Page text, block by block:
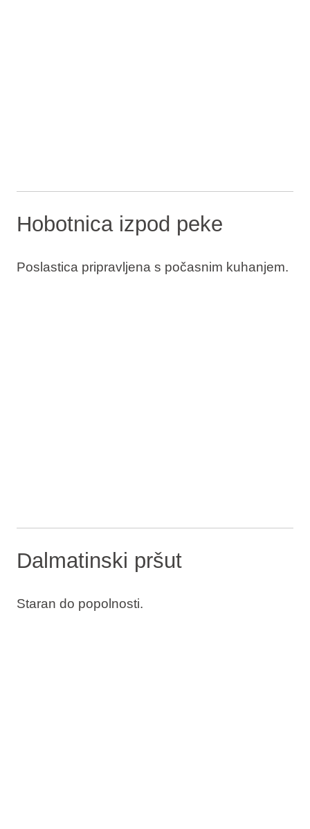
Hobotnica izpod peke
Poslastica pripravljena s počasnim kuhanjem.
Dalmatinski pršut
Staran do popolnosti.